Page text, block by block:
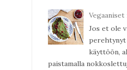
Jos et ole
käyttöön,
paistamalla